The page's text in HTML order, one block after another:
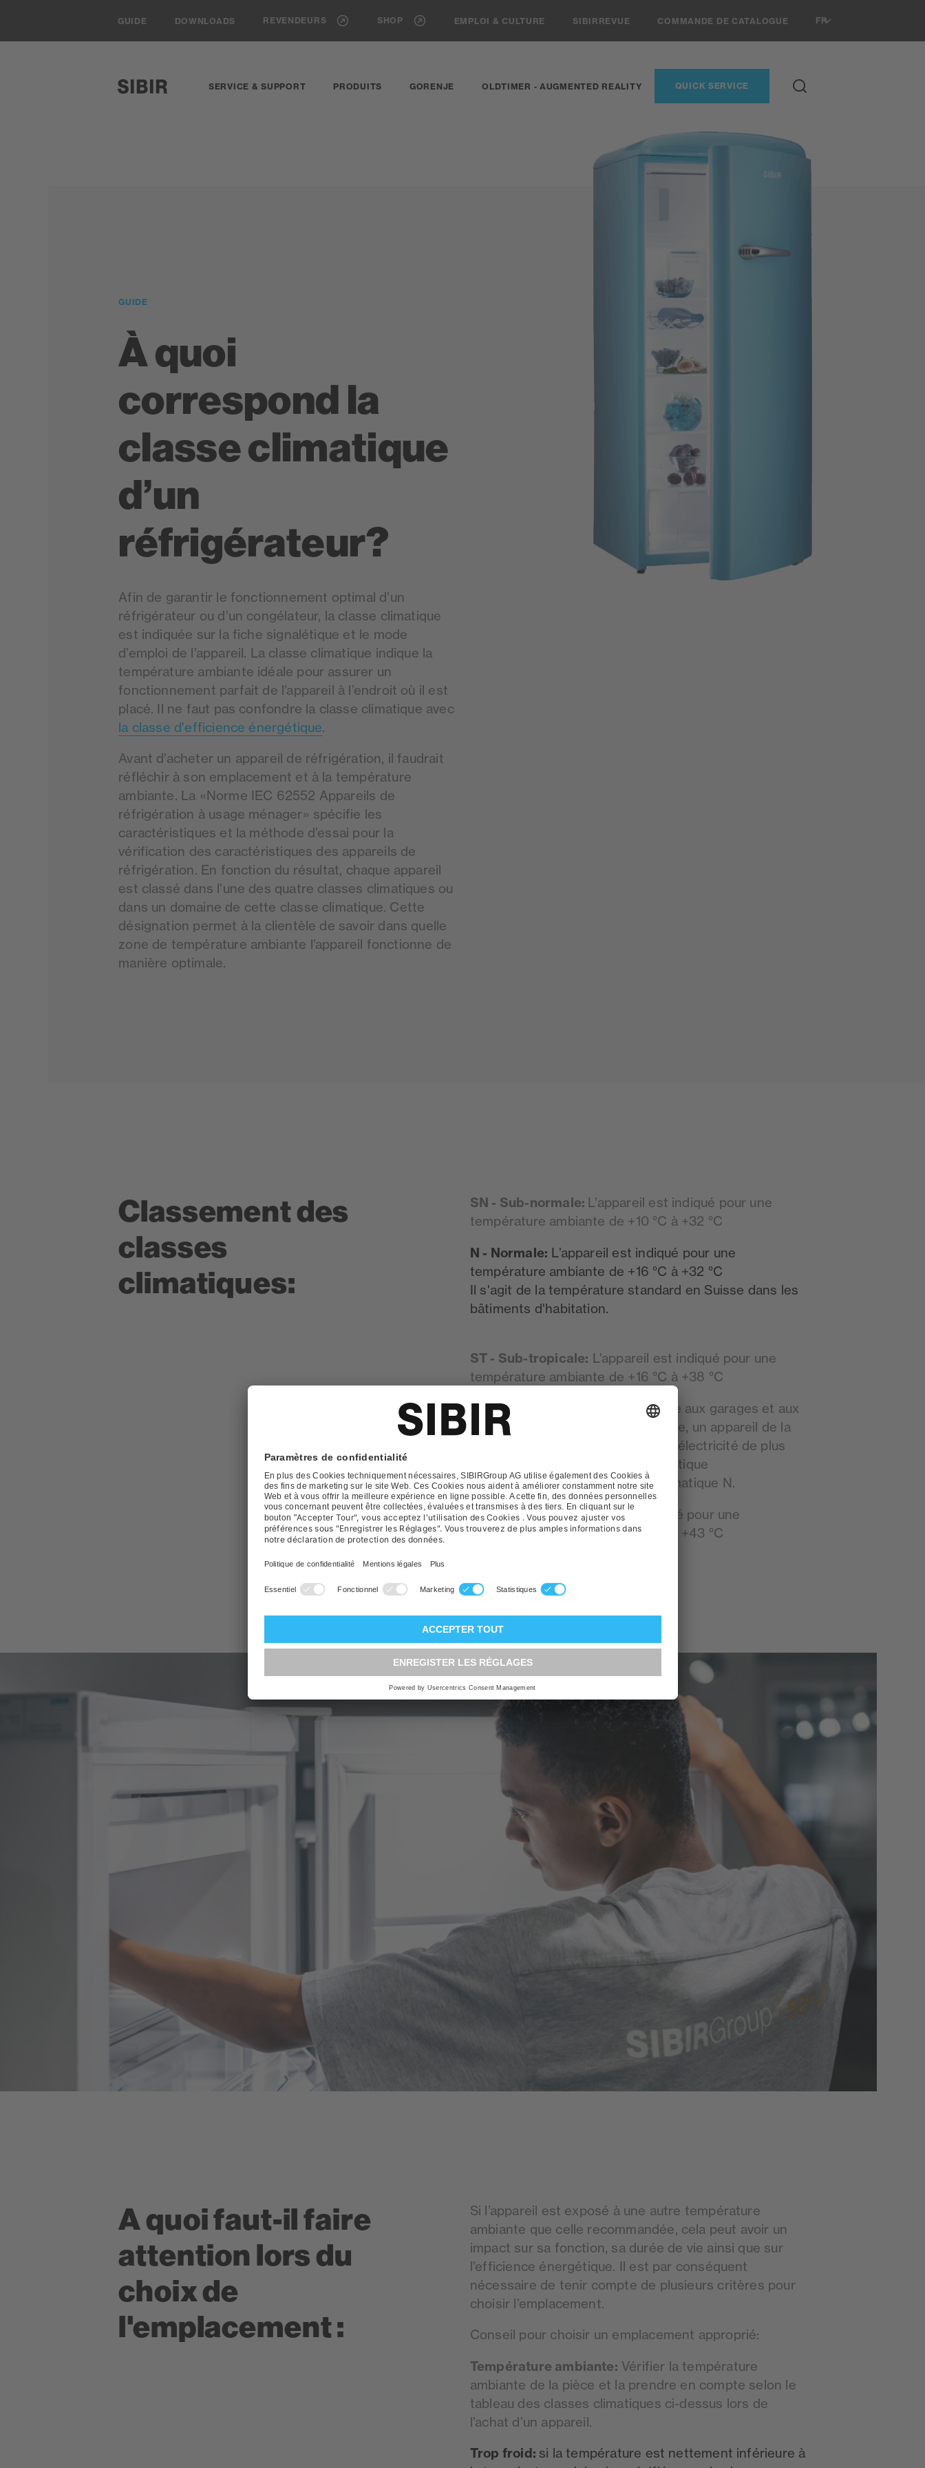
GUIDE DOWNLOADS REVENDEURS SHOP EMPLOI & CULTURE SIBIRREVUE COMMANDE DE CATALOGUE FR
SERVICE & SUPPORT PRODUITS GORENJE OLDTIMER - AUGMENTED REALITY QUICK SERVICE
GUIDE
À quoi
correspond la
classe climatique
d’un
réfrigérateur?
Afin de garantir le fonctionnement optimal d’un
réfrigérateur ou d’un congélateur, la classe climatique
est indiquée sur la fiche signalétique et le mode
d’emploi de l’appareil. La classe climatique indique la
température ambiante idéale pour assurer un
fonctionnement parfait de l’appareil à l’endroit où il est
placé. Il ne faut pas confondre la classe climatique avec
la classe d'efficience énergétique.
Avant d’acheter un appareil de réfrigération, il faudrait
réfléchir à son emplacement et à la température
ambiante. La «Norme IEC 62552 Appareils de
réfrigération à usage ménager» spécifie les
caractéristiques et la méthode d’essai pour la
vérification des caractéristiques des appareils de
réfrigération. En fonction du résultat, chaque appareil
est classé dans l’une des quatre classes climatiques ou
dans un domaine de cette classe climatique. Cette
désignation permet à la clientèle de savoir dans quelle
zone de température ambiante l’appareil fonctionne de
manière optimale.
Classement des
classes
climatiques:
SN - Sub-normale: L’appareil est indiqué pour une
température ambiante de +10 °C à +32 °C
N - Normale: L’appareil est indiqué pour une
température ambiante de +16 °C à +32 °C
Il s'agit de la température standard en Suisse dans les
bâtiments d'habitation.
ST - Sub-tropicale: L’appareil est indiqué pour une
température ambiante de +16 °C à +38 °C
Cette norme convient par exemple aux garages et aux
caves non chauffés. Selon la norme, un appareil de la
classe ST peut consommer 10% d'électricité de plus
que ce qu'indique la classe énergétique
correspondante pour la classe climatique N.
T - Tropicale:L’appareil est indiqué pour une
température ambiante de +16 °C à +43 °C
A quoi faut-il faire
attention lors du
choix de
l'emplacement :
Si l’appareil est exposé à une autre température
ambiante que celle recommandée, cela peut avoir un
impact sur sa fonction, sa durée de vie ainsi que sur
l’efficience énergétique. Il est par conséquent
nécessaire de tenir compte de plusieurs critères pour
choisir l’emplacement.
Conseil pour choisir un emplacement approprié:
Température ambiante: Vérifier la température
ambiante de la pièce et la prendre en compte selon le
tableau des classes climatiques ci-dessus lors de
l’achat d’un appareil.
Trop froid: si la température est nettement inférieure à